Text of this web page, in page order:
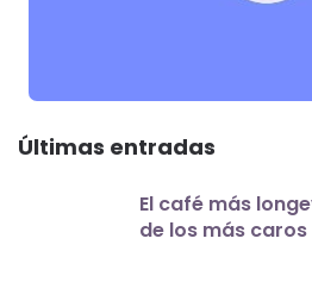
Últimas entradas
El café más
de los más